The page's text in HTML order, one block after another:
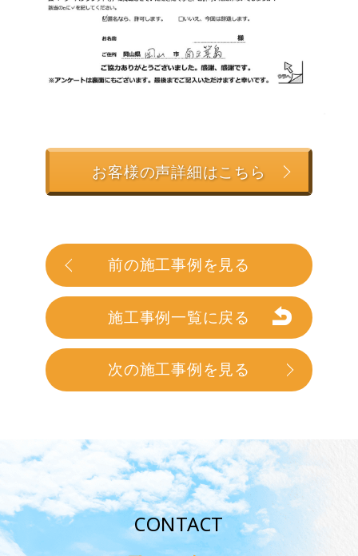
お客様の声詳細はこちら
前の施工事例を見る
施工事例一覧に戻る
次の施工事例を見る
CONTACT